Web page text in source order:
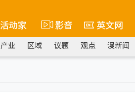
活动家 影音 英文网
产业 区域 议题 观点 漫新闻